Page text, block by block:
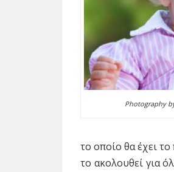
Photography
το οποίο θα έχει
το ακολουθεί για